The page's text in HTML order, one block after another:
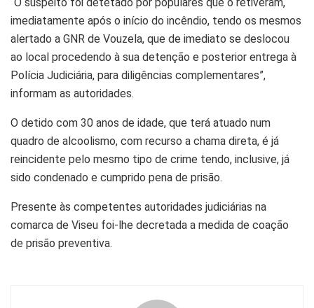
imediatamente após o início do incêndio, tendo os mesmos
alertado a GNR de Vouzela, que de imediato se deslocou
ao local procedendo à sua detenção e posterior entrega à
Polícia Judiciária, para diligências complementares”,
informam as autoridades.
O detido com 30 anos de idade, que terá atuado num
quadro de alcoolismo, com recurso a chama direta, é já
reincidente pelo mesmo tipo de crime tendo, inclusive, já
sido condenado e cumprido pena de prisão.
Presente às competentes autoridades judiciárias na
comarca de Viseu foi-lhe decretada a medida de coação
de prisão preventiva.